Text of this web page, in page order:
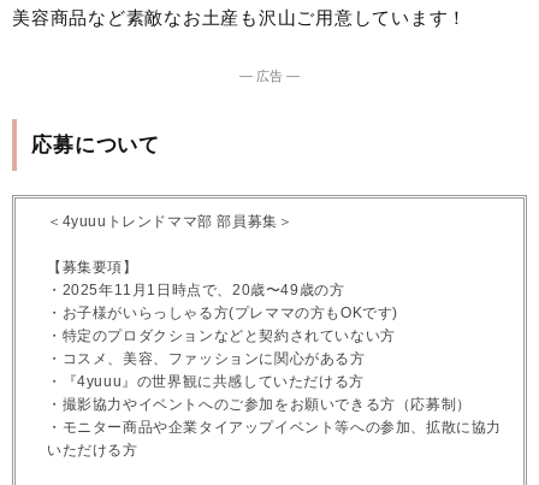
美容商品など素敵なお土産も沢山ご用意しています！
― 広告 ―
応募について
＜4yuuuトレンドママ部 部員募集＞
【募集要項】
・2025年11月1日時点で、20歳〜49歳の方
・お子様がいらっしゃる方(プレママの方もOKです)
・特定のプロダクションなどと契約されていない方
・コスメ、美容、ファッションに関心がある方
・『4yuuu』の世界観に共感していただける方
・撮影協力やイベントへのご参加をお願いできる方（応募制）
・モニター商品や企業タイアップイベント等への参加、拡散に協力
いただける方